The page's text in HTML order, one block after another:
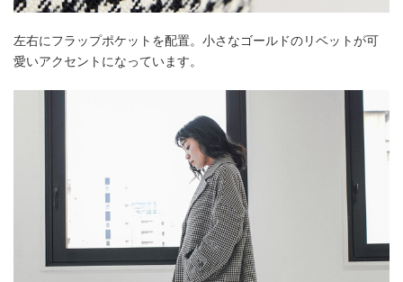
左右にフラップポケットを配置。小さなゴールドのリベットが可
愛いアクセントになっています。